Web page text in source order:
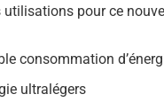
pour ce
consommation
ultralégers